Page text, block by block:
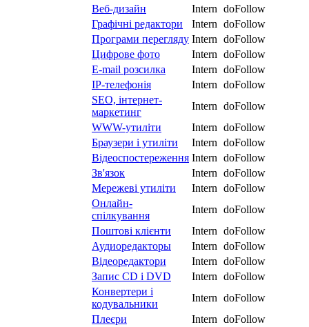
Веб-дизайн
Intern doFollow
Графічні редактори
Intern doFollow
Програми перегляду Intern doFollow
Цифрове фото
Intern doFollow
E-mail розсилка
Intern doFollow
IP-телефонія
Intern doFollow
SEO, інтернет-
маркетинг
Intern doFollow
WWW-утиліти
Intern doFollow
Браузери і утиліти
Intern doFollow
Відеоспостереження Intern doFollow
Зв'язок
Intern doFollow
Мережеві утиліти
Intern doFollow
Онлайн-
спілкування
Intern doFollow
Поштові клієнти
Intern doFollow
Аудиоредакторы
Intern doFollow
Відеоредактори
Intern doFollow
Запис CD і DVD
Intern doFollow
Конвертери і
кодувальники
Intern doFollow
Плеєри
Intern doFollow